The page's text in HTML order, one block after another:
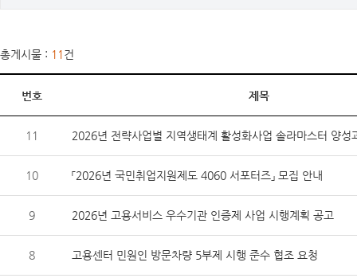
총게시물 : 11건
번호 제목
11 2026년 전략사업별 지역생태계 활성화사업 솔라마스터 양성
10 「2026년 국민취업지원제도 4060 서포터즈」 모집 안내
9 2026년 고용서비스 우수기관 인증제 사업 시행계획 공고
8 고용센터 민원인 방문차량 5부제 시행 준수 협조 요청